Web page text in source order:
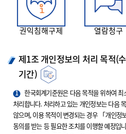
권익침해구제 열람청구
제1조 개인정보의 처리 목적(
기간)
1
한국회계기준원은 다음 목적을 위하여 최
처리합니다. 처리하고 있는 개인정보는 다음
않으며, 이용 목적이 변경되는 경우 「개인정
동의를 받는 등 필요한 조치를 이행할 예정입